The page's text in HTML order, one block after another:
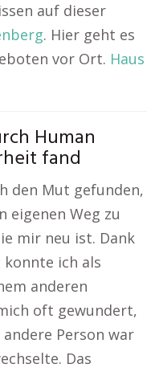
auf dieser
. Hier geht es
vor Ort. Haus
Human
fand
den Mut gefunden,
eigenen Weg zu
mir neu ist. Dank
ich als
anderen
oft gewundert,
Person war
Das